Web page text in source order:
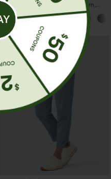
+15
Jumpsuit mit verstellbaren Trägern,
gerafftem Detail, weitem Bein und
meliertem Stoff, lässig, mit Taschen -
Easy Peezy